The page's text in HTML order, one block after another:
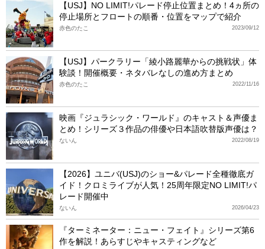
【USJ】NO LIMIT!パレード停止位置まとめ！4ヵ所の
停止場所とフロートの順番・位置をマップで紹介
2023/09/12
赤色のたこ
【USJ】パークラリー「綾小路麗華からの挑戦状」体
験談！開催概要・ネタバレなしの進め方まとめ
2022/11/16
赤色のたこ
映画『ジュラシック・ワールド』のキャスト＆声優ま
とめ！シリーズ３作品の俳優や日本語吹替版声優は？
2022/08/19
ないん
【2026】ユニバ(USJ)のショー&パレード全種徹底ガ
イド！クロミライブが人気！25周年限定NO LIMIT!パ
レード開催中
2026/04/23
ないん
『ターミネーター：ニュー・フェイト』シリーズ第6
作を解説！あらすじやキャスティングなど